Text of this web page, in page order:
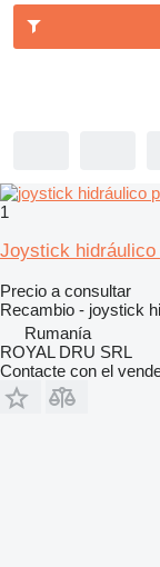
1
Joystick hidráulico
Precio a consultar
Recambio - joystick
Rumanía
ROYAL DRU SRL
Contacte con el